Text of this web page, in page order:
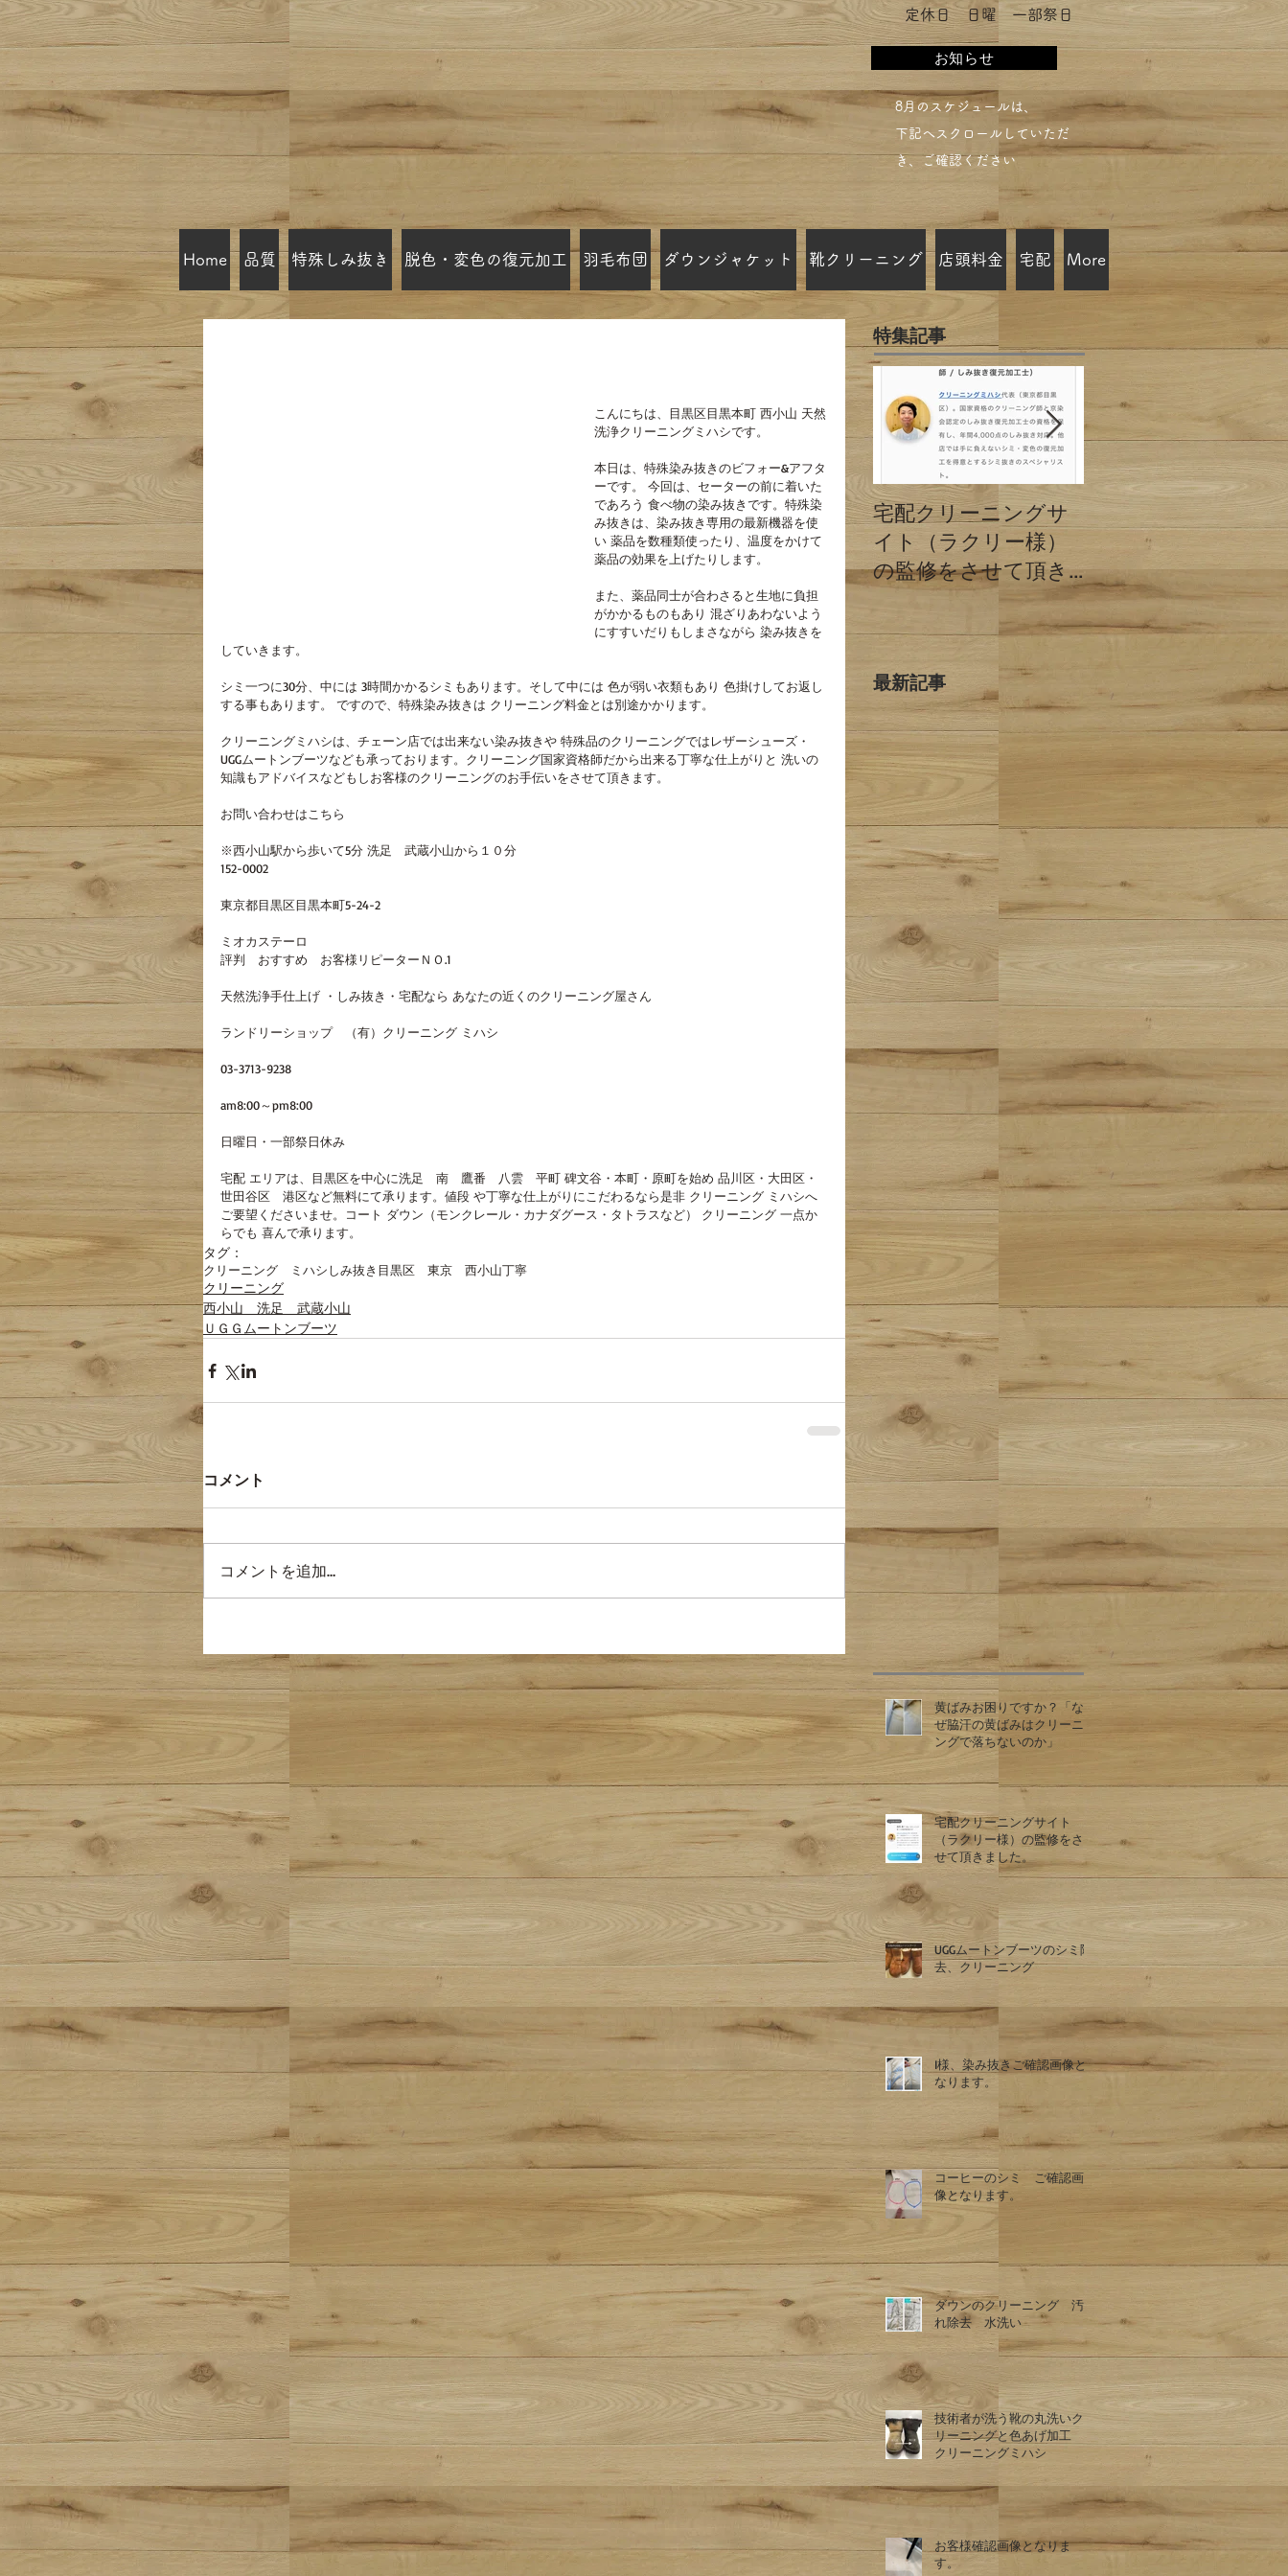
​定休日 日曜 一部祭日
お知らせ
​8月のスケジュールは、
下記へスクロールしていただ
き、ご確認ください​
Home 品質 特殊しみ抜き 脱色・変色の復元加工 羽毛布団 ダウンジャケット 靴クリーニング 店頭料金 宅配 More
こんにちは、目黒区目黒本町 西小山 天然
洗浄クリーニングミハシです。
本日は、特殊染み抜きのビフォー&アフタ
ーです。 今回は、セーターの前に着いた
であろう 食べ物の染み抜きです。特殊染
み抜きは、染み抜き専用の最新機器を使
い 薬品を数種類使ったり、温度をかけて
薬品の効果を上げたりします。
また、薬品同士が合わさると生地に負担
がかかるものもあり 混ざりあわないよう
にすすいだりもしまさながら 染み抜きを
していきます。
シミ一つに30分、中には 3時間かかるシミもあります。そして中には 色が弱い衣類もあり 色掛けしてお返し
する事もあります。 ですので、特殊染み抜きは クリーニング料金とは別途かかります。
クリーニングミハシは、チェーン店では出来ない染み抜きや 特殊品のクリーニングではレザーシューズ・
UGGムートンブーツなども承っております。クリーニング国家資格師だから出来る丁寧な仕上がりと 洗いの
知識もアドバイスなどもしお客様のクリーニングのお手伝いをさせて頂きます。
お問い合わせはこちら
※西小山駅から歩いて5分 洗足　武蔵小山から１０分
152-0002
東京都目黒区目黒本町5-24-2
ミオカステーロ
評判　おすすめ　お客様リピーターＮＯ.1
天然洗浄手仕上げ ・しみ抜き・宅配なら あなたの近くのクリーニング屋さん
ランドリーショップ　（有）クリーニング ミハシ
03-3713-9238
am8:00～pm8:00
日曜日・一部祭日休み
宅配 エリアは、目黒区を中心に洗足　南　鷹番　八雲　平町 碑文谷・本町・原町を始め 品川区・大田区・
世田谷区　港区など無料にて承ります。値段 や丁寧な仕上がりにこだわるなら是非 クリーニング ミハシへ
ご要望くださいませ。コート ダウン（モンクレール・カナダグース・タトラスなど） クリーニング 一点か
らでも 喜んで承ります。
タグ：
クリーニング ミハシしみ抜き 目黒区 東京 西小山丁寧
クリーニング
西小山 洗足 武蔵小山
ＵＧＧムートンブーツ
コメント
コメントを追加…
特集記事
宅配クリーニングサ
イト（ラクリー様）
の監修をさせて頂き
ました。
クリーニングミハシ
と他店の違い 東京
都目黒区
最新記事
黄ばみお困りですか？「な
ぜ脇汗の黄ばみはクリーニ
ングで落ちないのか」
宅配クリーニングサイト
（ラクリー様）の監修をさ
せて頂きました。
UGGムートンブーツのシミ除
去、クリーニング
I様、染み抜きご確認画像と
なります。
コーヒーのシミ ご確認画
像となります。
ダウンのクリーニング 汚
れ除去 水洗い
技術者が洗う靴の丸洗いク
リーニングと色あげ加工
クリーニングミハシ
お客様確認画像となりま
す。